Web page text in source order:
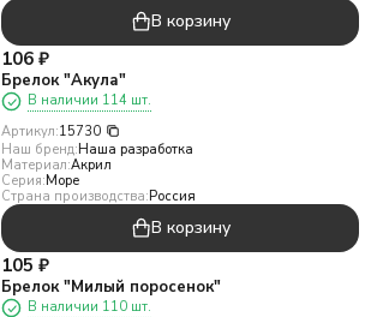
В корзину
106 ₽
Брелок "Акула"
В наличии 114 шт.
Артикул:15730
Наш бренд:Наша разработка
Материал:Акрил
Серия:Море
Страна производства:Россия
В корзину
105 ₽
Брелок "Милый поросенок"
В наличии 110 шт.